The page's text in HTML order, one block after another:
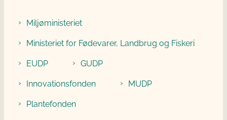
Miljøministeriet
Ministeriet for Fødevarer, Landbrug og Fiskeri
EUDP GUDP
Innovationsfonden MUDP
Plantefonden